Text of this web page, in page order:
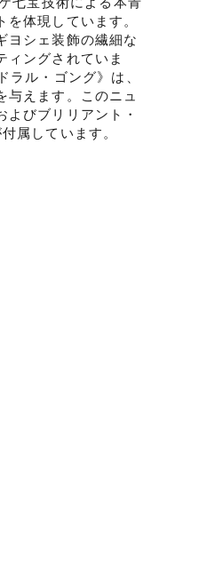
体現しています。
ヨシェ装飾の繊細な
ィングされていま
ル・ゴング》は、
与えます。このニュ
びブリリアント・
属しています。